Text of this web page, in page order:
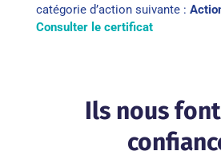
catégorie d’action suivante :
Consulter le certificat
Ils nous